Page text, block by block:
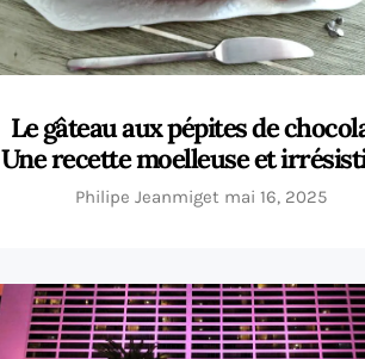
Le gâteau aux pépites de
Une recette moelleuse et
Philipe Jeanmiget mai 16, 2025